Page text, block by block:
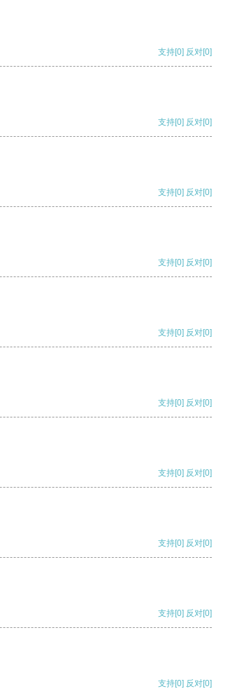
支持[0] 反对[0]
支持[0] 反对[0]
支持[0] 反对[0]
支持[0] 反对[0]
支持[0] 反对[0]
支持[0] 反对[0]
支持[0] 反对[0]
支持[0] 反对[0]
支持[0] 反对[0]
支持[0] 反对[0]